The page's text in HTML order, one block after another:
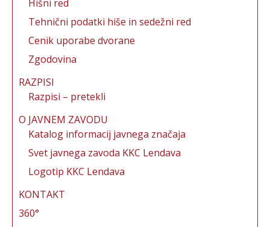
Hišni red
Tehnični podatki hiše in sedežni red
Cenik uporabe dvorane
Zgodovina
RAZPISI
Razpisi – pretekli
O JAVNEM ZAVODU
Katalog informacij javnega značaja
Svet javnega zavoda KKC Lendava
Logotip KKC Lendava
KONTAKT
360°